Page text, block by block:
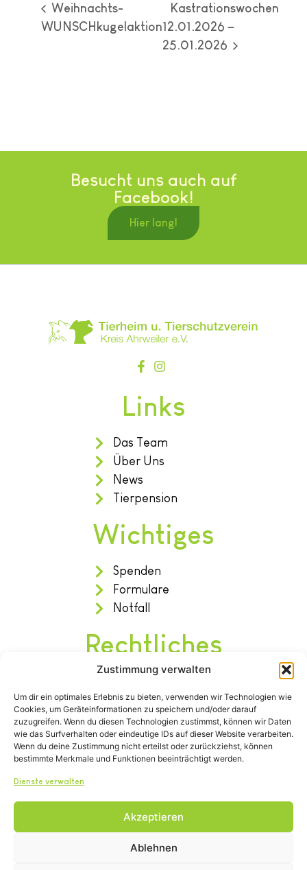
Zustimmung verwalten
Um dir ein optimales Erlebnis zu bieten, verwenden wir Technologien wie
Cookies, um Geräteinformationen zu speichern und/oder darauf
zuzugreifen. Wenn du diesen Technologien zustimmst, können wir Daten
wie das Surfverhalten oder eindeutige IDs auf dieser Website verarbeiten.
Wenn du deine Zustimmung nicht erteilst oder zurückziehst, können
bestimmte Merkmale und Funktionen beeinträchtigt werden.
Dienste verwalten
Akzeptieren
Ablehnen
Weihnachts-
WUNSCHkugelaktion
Kastrationswochen
12.01.2026 –
25.01.2026
Besucht uns auch auf
Facebook!
Hier lang!
Links
Das Team
Über Uns
News
Tierpension
Wichtiges
Spenden
Formulare
Notfall
Rechtliches
Datenschutz
Satzung
Tel.: (02642) 21600info@tierheim-remagen.de
Blankertshohl 25, 53424 Remagen